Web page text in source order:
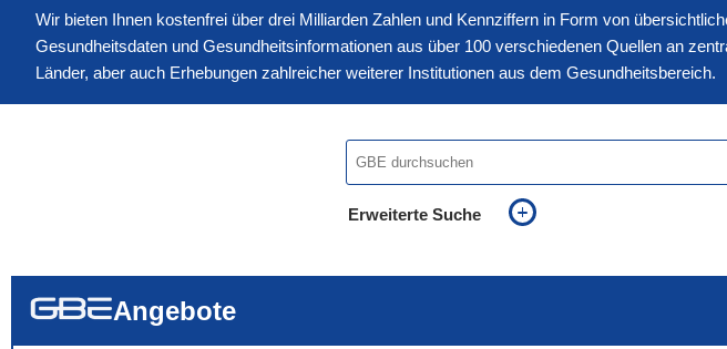
Wir bieten Ihnen kostenfrei über drei Milliarden Zahlen und Kennziffern in Form von
Gesundheitsdaten und Gesundheitsinformationen aus über 100 verschiedenen Quellen an
Länder, aber auch Erhebungen zahlreicher weiterer Institutionen aus dem Gesundheitsbereich.
Erweiterte Suche
Angebote